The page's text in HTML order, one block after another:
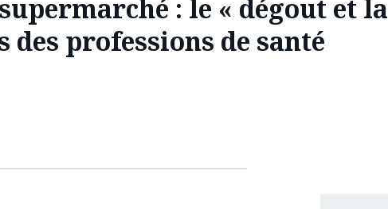
: le « dégout et la
professions de santé